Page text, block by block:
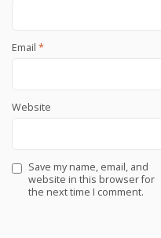
Email *
Website
Save my name, email, and
website in this browser for
the next time I comment.